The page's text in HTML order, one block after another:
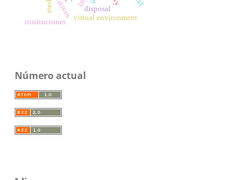
instituciones
disposal
virtual environment
Número actual